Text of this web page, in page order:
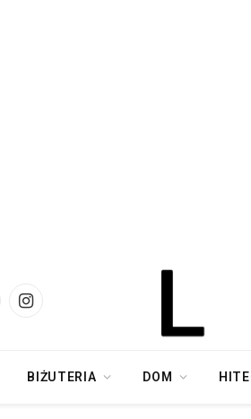
Instagram
BIŻUTERIA DOM